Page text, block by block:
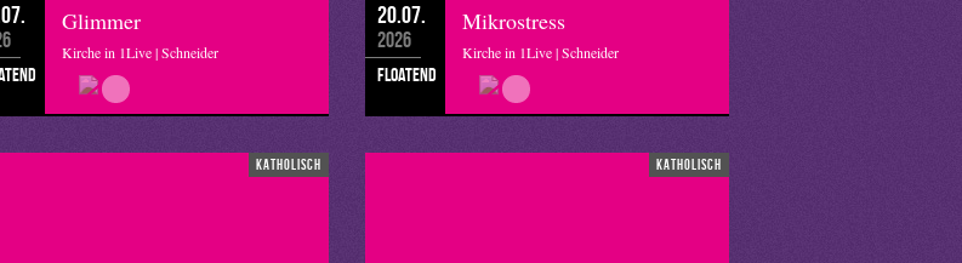
Glimmer
Kirche in 1Live | Schneider
20.07.
2026
floatend
Mikrostress
Kirche in 1Live | Schneider
katholisch katholisch